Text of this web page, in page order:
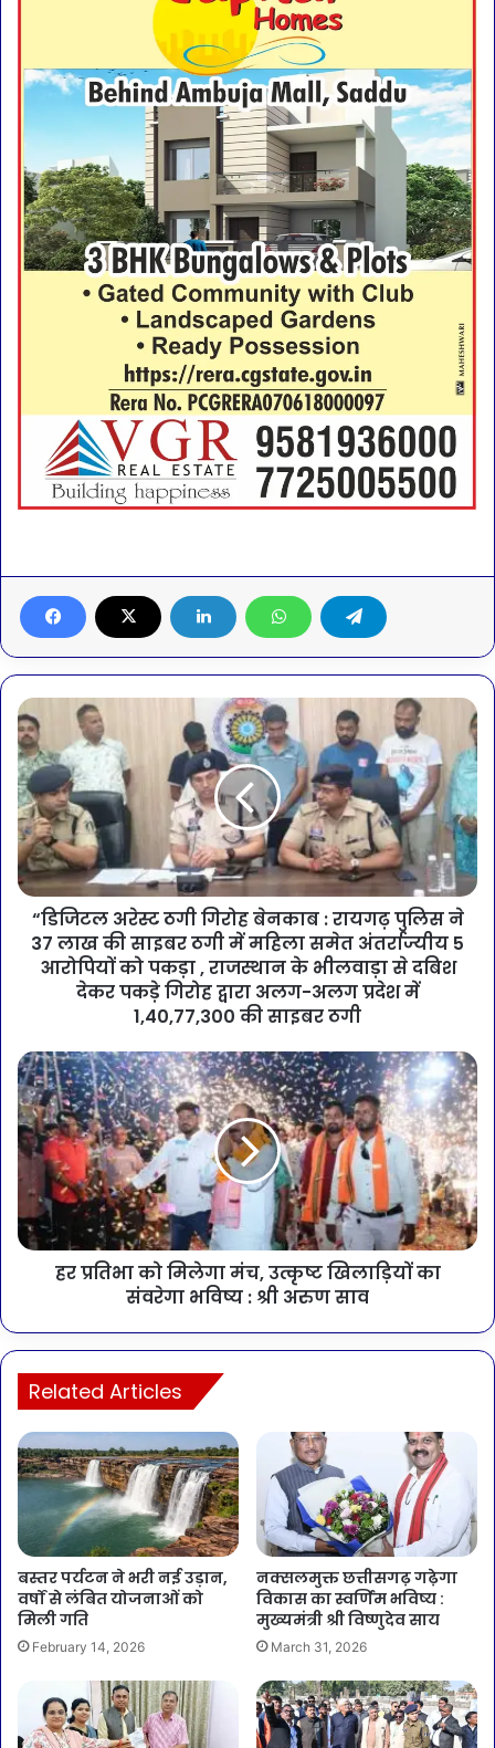
“डिजिटल अरेस्ट ठगी गिरोह बेनकाब : रायगढ़ पुलिस ने
37 लाख की साइबर ठगी में महिला समेत अंतर्राज्यीय 5
आरोपियों को पकड़ा , राजस्थान के भीलवाड़ा से दबिश
देकर पकड़े गिरोह द्वारा अलग-अलग प्रदेश में
1,40,77,300 की साइबर ठगी
हर प्रतिभा को मिलेगा मंच, उत्कृष्ट खिलाड़ियों का
संवरेगा भविष्य : श्री अरुण साव
Related Articles
बस्तर पर्यटन ने भरी नई उड़ान,
वर्षों से लंबित योजनाओं को
मिली गति
February 14, 2026
नक्सलमुक्त छत्तीसगढ़ गढ़ेगा
विकास का स्वर्णिम भविष्य :
मुख्यमंत्री श्री विष्णुदेव साय
March 31, 2026